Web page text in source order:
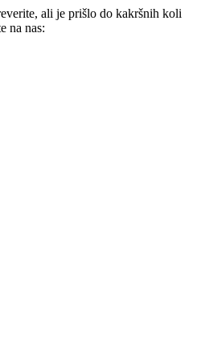
ali je prišlo do kakršnih koli
na nas: